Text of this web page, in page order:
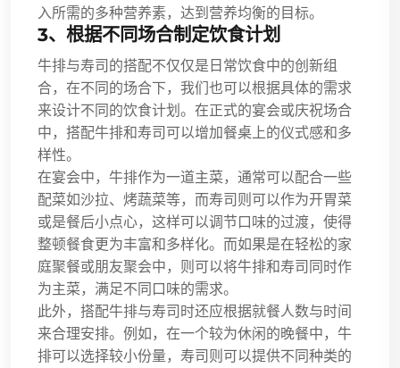
入所需的多种营养素，达到营养均衡的目标。
3、根据不同场合制定饮食计划
牛排与寿司的搭配不仅仅是日常饮食中的创新组
合，在不同的场合下，我们也可以根据具体的需求
来设计不同的饮食计划。在正式的宴会或庆祝场合
中，搭配牛排和寿司可以增加餐桌上的仪式感和多
样性。
在宴会中，牛排作为一道主菜，通常可以配合一些
配菜如沙拉、烤蔬菜等，而寿司则可以作为开胃菜
或是餐后小点心，这样可以调节口味的过渡，使得
整顿餐食更为丰富和多样化。而如果是在轻松的家
庭聚餐或朋友聚会中，则可以将牛排和寿司同时作
为主菜，满足不同口味的需求。
此外，搭配牛排与寿司时还应根据就餐人数与时间
来合理安排。例如，在一个较为休闲的晚餐中，牛
排可以选择较小份量，寿司则可以提供不同种类的